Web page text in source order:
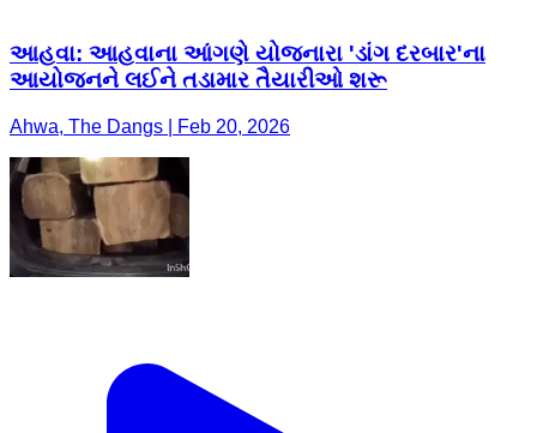
આહવા: આહવાના આંગણે યોજનારા 'ડાંગ દરબાર'ના
આયોજનને લઈને તડામાર તૈયારીઓ શરૂ
Ahwa, The Dangs | Feb 20, 2026